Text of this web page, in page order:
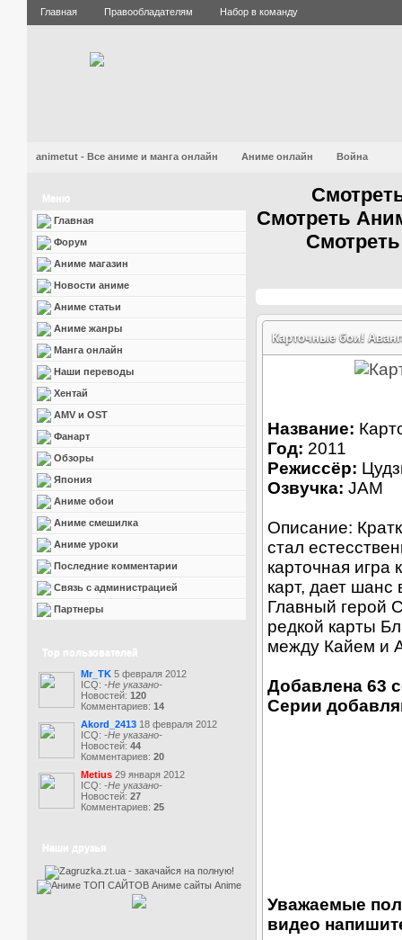
Главная Правообладателям Набор в команду
animetut - Все аниме и манга онлайн Аниме онлайн Война
Меню
Главная
Форум
Аниме магазин
Новости аниме
Аниме статьи
Аниме жанры
Манга онлайн
Наши переводы
Хентай
AMV и OST
Фанарт
Обзоры
Япония
Аниме обои
Аниме смешилка
Аниме уроки
Последние комментарии
Связь с администрацией
Партнеры
Top пользователей
Mr_TK 5 февраля 2012
ICQ: -Не указано-
Новостей: 120
Комментариев: 14
Akord_2413 18 февраля 2012
ICQ: -Не указано-
Новостей: 44
Комментариев: 20
Metius 29 января 2012
ICQ: -Не указано-
Новостей: 27
Комментариев: 25
Наши друзья
Смотреть
Карточные бои!
Название:
Год: 2011
Режиссёр:
Озвучка: JAM
Описание:
стал
карточная игра
карт, дает шанс
Главный герой
редкой карты
между Кайем и
Добавлена 63
Серии
Уважаемые
видео